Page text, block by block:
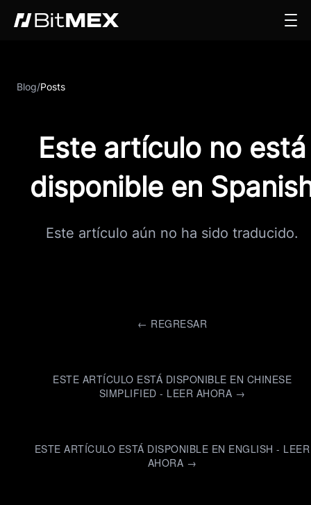
Blog/Posts
Este artículo no está
disponible en
Este artículo aún no ha sido traducido.
← REGRESAR
ESTE ARTÍCULO ESTÁ DISPONIBLE EN CHINESE
SIMPLIFIED - LEER AHORA →
ESTE ARTÍCULO ESTÁ DISPONIBLE EN ENGLISH - LEER
AHORA →